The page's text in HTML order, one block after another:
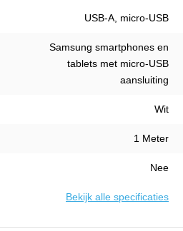
USB-A, micro-USB
Samsung smartphones en
tablets met micro-USB
aansluiting
Wit
1 Meter
Nee
Bekijk alle specificaties